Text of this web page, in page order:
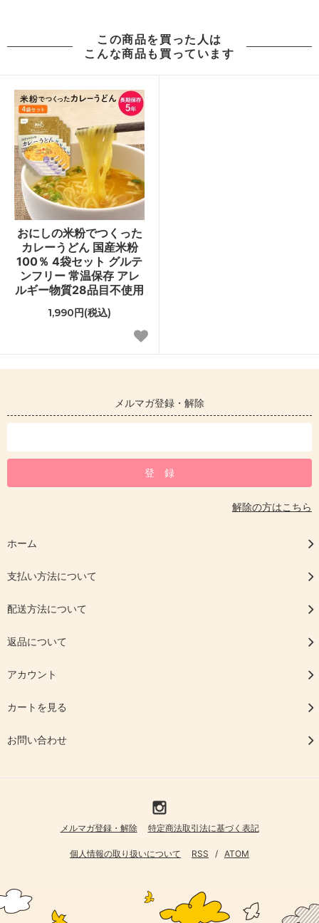
この商品を買った人は
こんな商品も買っています
おにしの米粉でつくった
カレーうどん 国産米粉
100％ 4袋セット グルテ
ンフリー 常温保存 アレ
ルギー物質28品目不使用
1,990円(税込)
メルマガ登録・解除
解除の方はこちら
ホーム
支払い方法について
配送方法について
返品について
アカウント
カートを見る
お問い合わせ
メルマガ登録・解除 特定商法取引法に基づく表記
個人情報の取り扱いについて RSS / ATOM